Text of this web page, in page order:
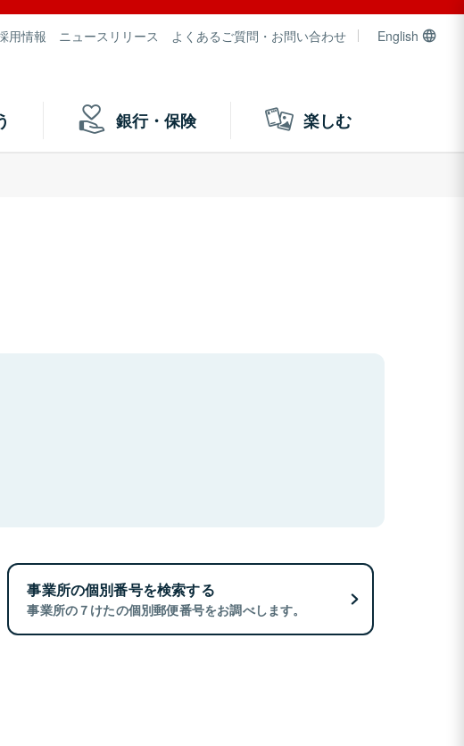
用情報 ニュースリリース よくあるご質問・お問い合わせ English
銀行・保険 楽しむ
事業所の個別番号を検索する
事業所の７けたの個別郵便番号をお調べします。